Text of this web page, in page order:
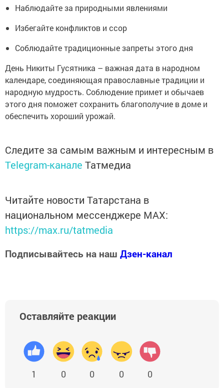
Наблюдайте за природными явлениями
Избегайте конфликтов и ссор
Соблюдайте традиционные запреты этого дня
День Никиты Гусятника – важная дата в народном
календаре, соединяющая православные традиции и
народную мудрость. Соблюдение примет и обычаев
этого дня поможет сохранить благополучие в доме и
обеспечить хороший урожай.
Следите за самым важным и интересным в
Telegram-канале Татмедиа
Читайте новости Татарстана в
национальном мессенджере MАХ:
https://max.ru/tatmedia
Подписывайтесь на наш Дзен-канал
Оставляйте реакции
1 0 0 0 0